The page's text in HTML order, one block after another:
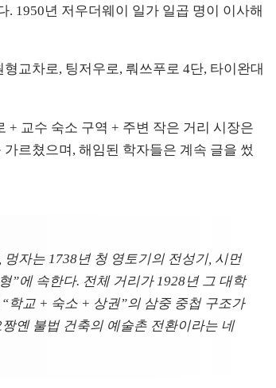
1950년 저우더웨이 일가 일곱 명이 이사해
교차로, 팅저우로, 뤄쓰푸로 4단, 타이완대
+ 교수 숙소 구역 + 주변 작은 거리 시장은
르쳤으며, 해임된 학자들은 계속 글을 썼
자는 1738년 청 영토기의 전성기, 시먼
”에 속한다. 전체 거리가 1928년 그 대학
학교 + 숙소 + 상권”의 삼중 중첩 구조가
옌 불법 건축의 예술촌 전환이라는 네